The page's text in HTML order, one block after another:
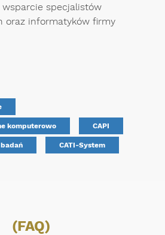
wsparcie specjalistów
oraz informatyków firmy
komputerowo CAPI
CATI-System
(FAQ)